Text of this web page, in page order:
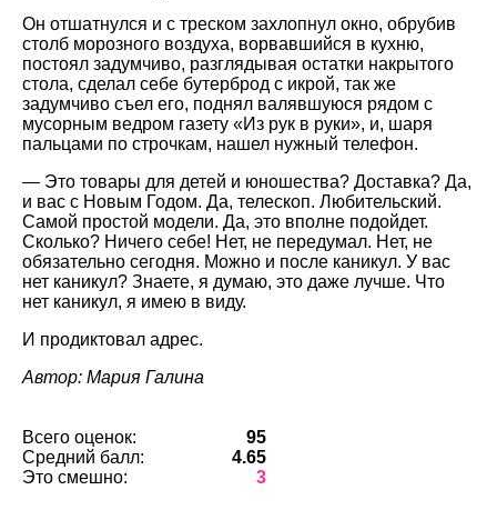
Он отшатнулся и с треском захлопнул окно, обрубив
столб морозного воздуха, ворвавшийся в кухню,
постоял задумчиво, разглядывая остатки накрытого
стола, сделал себе бутерброд с икрой, так же
задумчиво съел его, поднял валявшуюся рядом с
мусорным ведром газету «Из рук в руки», и, шаря
пальцами по строчкам, нашел нужный телефон.
— Это товары для детей и юношества? Доставка? Да,
и вас с Новым Годом. Да, телескоп. Любительский.
Самой простой модели. Да, это вполне подойдет.
Сколько? Ничего себе! Нет, не передумал. Нет, не
обязательно сегодня. Можно и после каникул. У вас
нет каникул? Знаете, я думаю, это даже лучше. Что
нет каникул, я имею в виду.
И продиктовал адрес.
Автор: Мария Галина
Всего оценок:
95
Средний балл:
4.65
Это смешно:
3